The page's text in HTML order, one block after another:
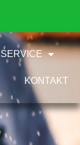
SERVICE
KONTAKT